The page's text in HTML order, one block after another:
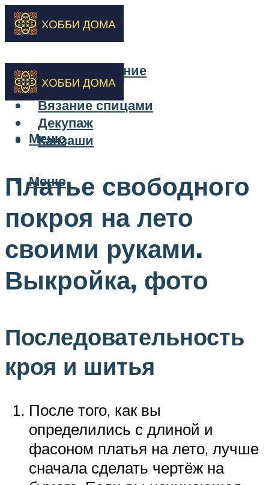
Бисероплетение
Вышивка
Вязание спицами
Декупаж
Канзаши
Меню
Меню
Платье свободного
покроя на лето
своими руками.
Выкройка, фото
Последовательность
кроя и шитья
После того, как вы
определились с длиной и
фасоном платья на лето, лучше
сначала сделать чертёж на